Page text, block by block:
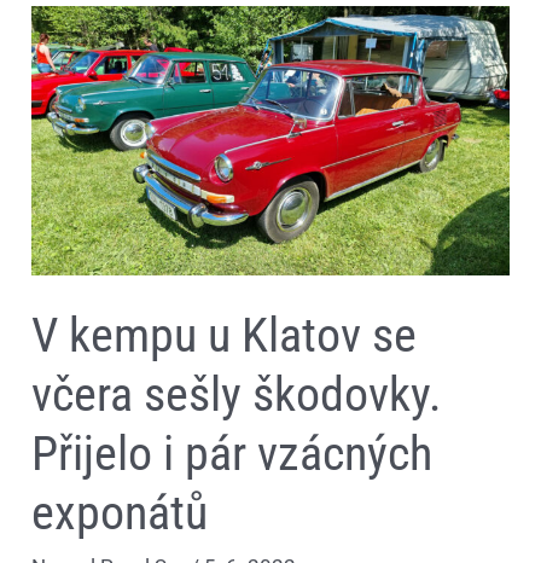
V kempu u Klatov se
včera sešly škodovky.
Přijelo i pár vzácných
exponátů
V
kempu
u
Klatov
se
včera
sešly
škodovky.
Přijelo
i
pár
vzácných
exponátů